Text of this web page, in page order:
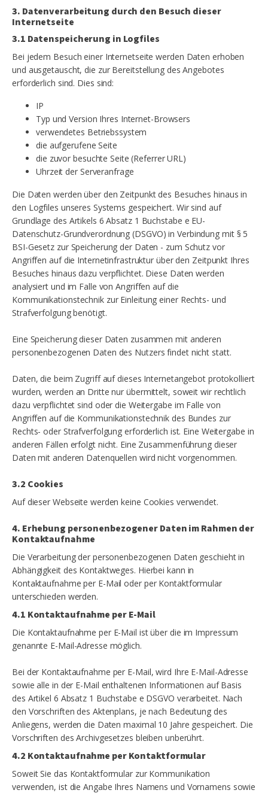
3. Datenverarbeitung durch den Besuch dieser
Internetseite
3.1 Datenspeicherung in Logfiles
Bei jedem Besuch einer Internetseite werden Daten erhoben
und ausgetauscht, die zur Bereitstellung des Angebotes
erforderlich sind. Dies sind:
IP
Typ und Version Ihres Internet-Browsers
verwendetes Betriebssystem
die aufgerufene Seite
die zuvor besuchte Seite (Referrer URL)
Uhrzeit der Serveranfrage
Die Daten werden über den Zeitpunkt des Besuches hinaus in
den Logfiles unseres Systems gespeichert. Wir sind auf
Grundlage des Artikels 6 Absatz 1 Buchstabe e EU-
Datenschutz-Grundverordnung (DSGVO) in Verbindung mit § 5
BSI-Gesetz zur Speicherung der Daten - zum Schutz vor
Angriffen auf die Internetinfrastruktur über den Zeitpunkt Ihres
Besuches hinaus dazu verpflichtet. Diese Daten werden
analysiert und im Falle von Angriffen auf die
Kommunikationstechnik zur Einleitung einer Rechts- und
Strafverfolgung benötigt.
Eine Speicherung dieser Daten zusammen mit anderen
personenbezogenen Daten des Nutzers findet nicht statt.
Daten, die beim Zugriff auf dieses Internetangebot protokolliert
wurden, werden an Dritte nur übermittelt, soweit wir rechtlich
dazu verpflichtet sind oder die Weitergabe im Falle von
Angriffen auf die Kommunikationstechnik des Bundes zur
Rechts- oder Strafverfolgung erforderlich ist. Eine Weitergabe in
anderen Fällen erfolgt nicht. Eine Zusammenführung dieser
Daten mit anderen Datenquellen wird nicht vorgenommen.
3.2 Cookies
Auf dieser Webseite werden keine Cookies verwendet.
4. Erhebung personenbezogener Daten im Rahmen der
Kontaktaufnahme
Die Verarbeitung der personenbezogenen Daten geschieht in
Abhängigkeit des Kontaktweges. Hierbei kann in
Kontaktaufnahme per E-Mail oder per Kontaktformular
unterschieden werden.
4.1 Kontaktaufnahme per E-Mail
Die Kontaktaufnahme per E-Mail ist über die im Impressum
genannte E-Mail-Adresse möglich.
Bei der Kontaktaufnahme per E-Mail, wird Ihre E-Mail-Adresse
sowie alle in der E-Mail enthaltenen Informationen auf Basis
des Artikel 6 Absatz 1 Buchstabe e DSGVO verarbeitet. Nach
den Vorschriften des Aktenplans, je nach Bedeutung des
Anliegens, werden die Daten maximal 10 Jahre gespeichert. Die
Vorschriften des Archivgesetzes bleiben unberührt.
4.2 Kontaktaufnahme per Kontaktformular
Soweit Sie das Kontaktformular zur Kommunikation
verwenden, ist die Angabe Ihres Namens und Vornamens sowie